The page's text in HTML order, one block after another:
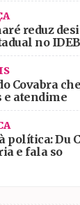
reduz
no IDEB
Covabra
e atendime
política: Du
e fala so